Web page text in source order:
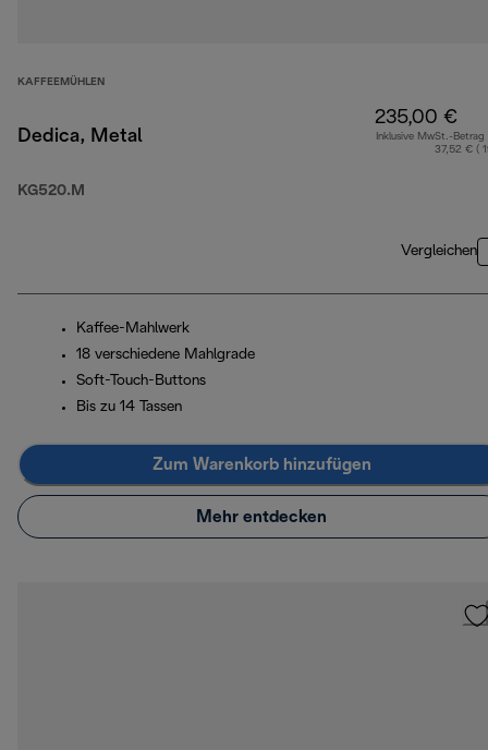
KAFFEEMÜHLEN
Dedica, Metal
KG520.M
235,00 €
Inklusive MwSt.-Betrag
37,52 € (
Vergleichen
Kaffee-Mahlwerk
18 verschiedene Mahlgrade
Soft-Touch-Buttons
Bis zu 14 Tassen
Zum Warenkorb hinzufügen
Mehr entdecken